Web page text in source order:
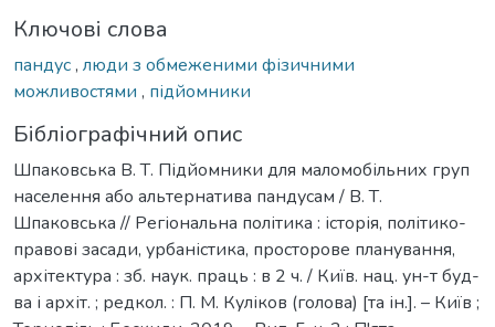
Ключові слова
пандус, люди з обмеженими фізичними
можливостями , підйомники
Бібліографічний опис
Шпаковська В. Т. Підйомники для маломобільних груп
населення або альтернатива пандусам / В. Т.
Шпаковська // Регіональна політика : історія, політико-
правові засади, урбаністика, просторове планування,
архітектура : зб. наук. праць : в 2 ч. / Київ. нац. ун-т буд-
ва і архіт. ; редкол. : П. М. Куліков (голова) [та ін.]. – Київ ;